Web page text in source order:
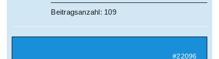
Beitragsanzahl: 109
#22096